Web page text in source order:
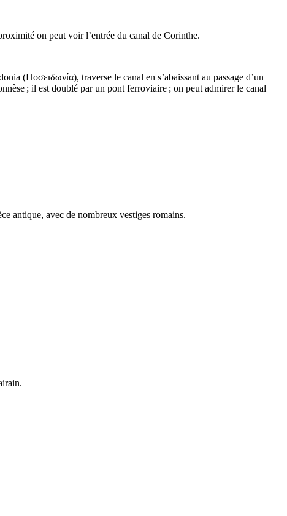
on peut voir l’entrée du canal de Corinthe.
(Ποσειδωνία), traverse le canal en s’abaissant au passage d’un
; il est doublé par un pont ferroviaire ; on peut admirer le canal
antique, avec de nombreux vestiges romains.